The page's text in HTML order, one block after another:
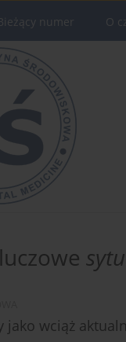
numer O
jako wciąż